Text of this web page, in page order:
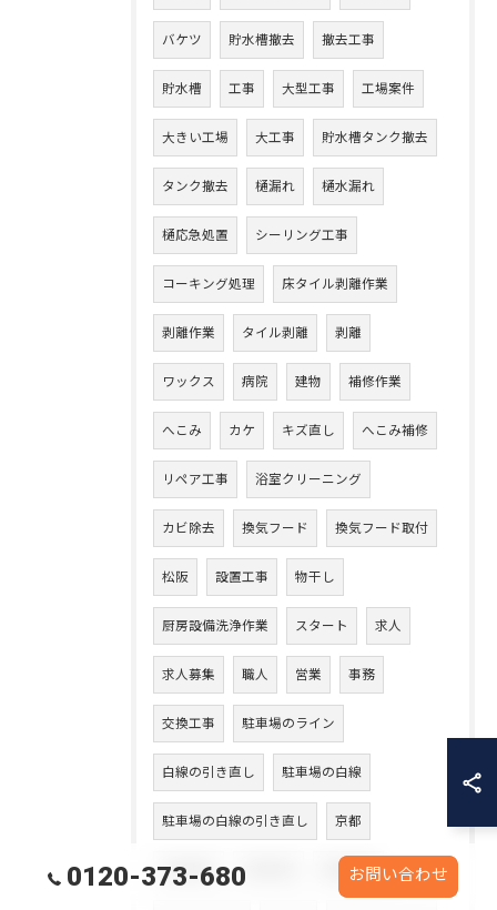
バケツ 貯水槽撤去 撤去工事
貯水槽 工事 大型工事 工場案件
大きい工場 大工事 貯水槽タンク撤去
タンク撤去 樋漏れ 樋水漏れ
樋応急処置 シーリング工事
コーキング処理 床タイル剥離作業
剥離作業 タイル剥離 剥離
ワックス 病院 建物 補修作業
へこみ カケ キズ直し へこみ補修
リペア工事 浴室クリーニング
カビ除去 換気フード 換気フード取付
松阪 設置工事 物干し
厨房設備洗浄作業 スタート 求人
求人募集 職人 営業 事務
交換工事 駐車場のライン
白線の引き直し 駐車場の白線
駐車場の白線の引き直し 京都
京都御所 作業現場 剥離清掃
0120-373-680 お問い合わせ